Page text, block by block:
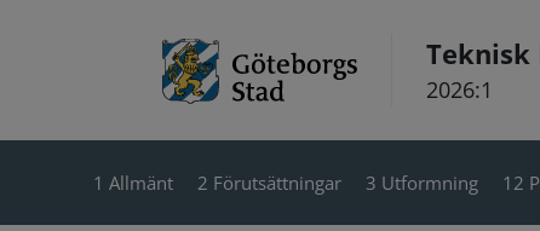
Teknisk
2026:1
1 Allmänt 2 Förutsättningar 3 Utformning 12